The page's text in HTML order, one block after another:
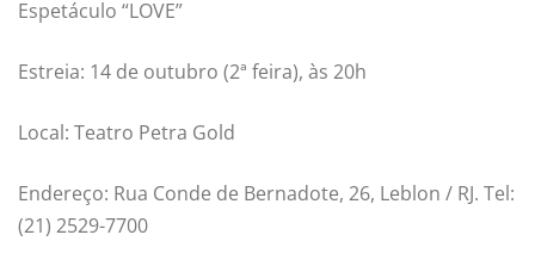
Espetáculo “LOVE”
Estreia: 14 de outubro (2ª feira), às 20h
Local: Teatro Petra Gold
Endereço: Rua Conde de Bernadote, 26, Leblon / RJ. Tel:
(21) 2529-7700